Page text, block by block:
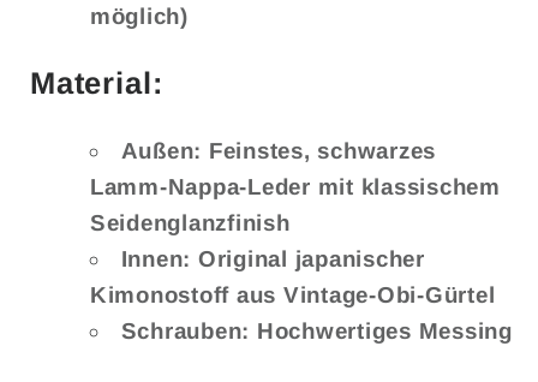
möglich)
Material:
Außen: Feinstes, schwarzes
Lamm-Nappa-Leder mit klassischem
Seidenglanzfinish
Innen: Original japanischer
Kimonostoff aus Vintage-Obi-Gürtel
Schrauben: Hochwertiges Messing